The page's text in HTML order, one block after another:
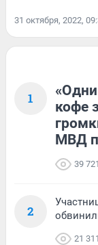
31 октября, 2022,
1
кофе
МВД
39 721
2
21 311